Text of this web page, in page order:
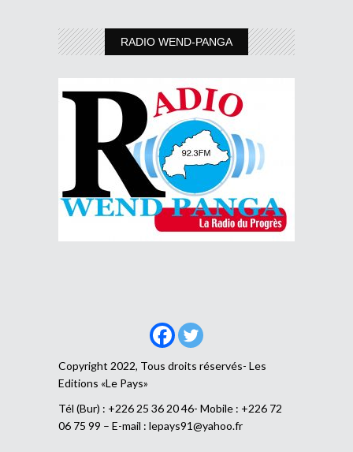
RADIO WEND-PANGA
Copyright 2022, Tous droits réservés- Les
Editions «Le Pays»
Tél (Bur) : +226 25 36 20 46- Mobile : +226 72
06 75 99 – E-mail : lepays91@yahoo.fr